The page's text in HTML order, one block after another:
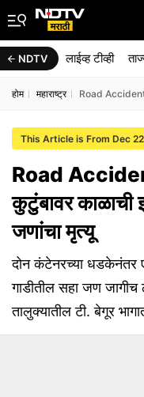
NDTV लाईव्ह टीव्ही
होम महाराष्ट्र Road Accident:
This Article is From Dec
Road
कुटुंबावर
जणांचा मृत्यू
दोन कंटेनरच्या धडकेनंतर
गाडीतील सहा जण
तालुक्यातील टी. बेगूर